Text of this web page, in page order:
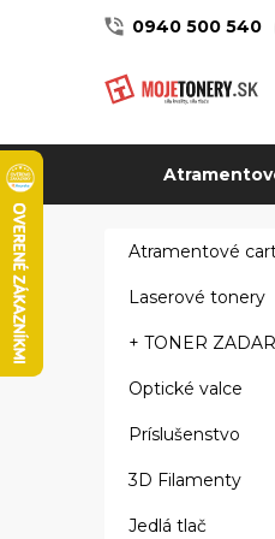
0940 500 540
Atramentové
Laserové tonery
+ TONER
Optické valce
Príslušenstvo
3D Filamenty
Jedlá tlač